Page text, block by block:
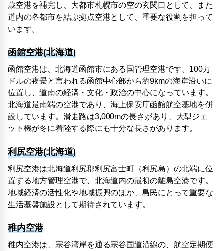
歳空港を補完し、大都市札幌市の空の玄関口として、また
道内の各都市を結ぶ拠点空港として、重要な役割を担って
います。
函館空港(北海道)
函館空港は、北海道函館市にある国管理空港です。100万
ドルの夜景と言われる函館中心部から約9kmの海岸沿いに
位置し、道南の経済・文化・政治の中心になっています。
北海道最南端の空港であり、海上保安庁函館航空基地を併
設しています。滑走路は3,000mの長さがあり、大型ジェ
ット機が冬に着陸する際にも十分な長さがあります。
利尻空港(北海道)
利尻空港は北海道利尻郡利尻富士町（利尻島）の北端に位
置する地方管理空港で、北海道内の最初の離島空港です。
地域経済の活性化や地域振興のほか、島民にとって重要な
生活基盤施設として期待されています。
稚内空港
稚内空港は、宗谷湾岸を通る宗谷国道沿線の、航空定期便